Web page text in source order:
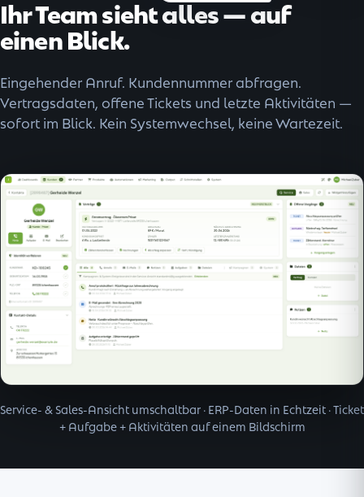
Ihr Team sieht alles — auf
einen Blick.
Eingehender Anruf. Kundennummer abfragen.
Vertragsdaten, offene Tickets und letzte Aktivitäten —
sofort im Blick. Kein Systemwechsel, keine Wartezeit.
Service- & Sales-Ansicht umschaltbar · ERP-Daten in Echtzeit · Ticket
+ Aufgabe + Aktivitäten auf einem Bildschirm